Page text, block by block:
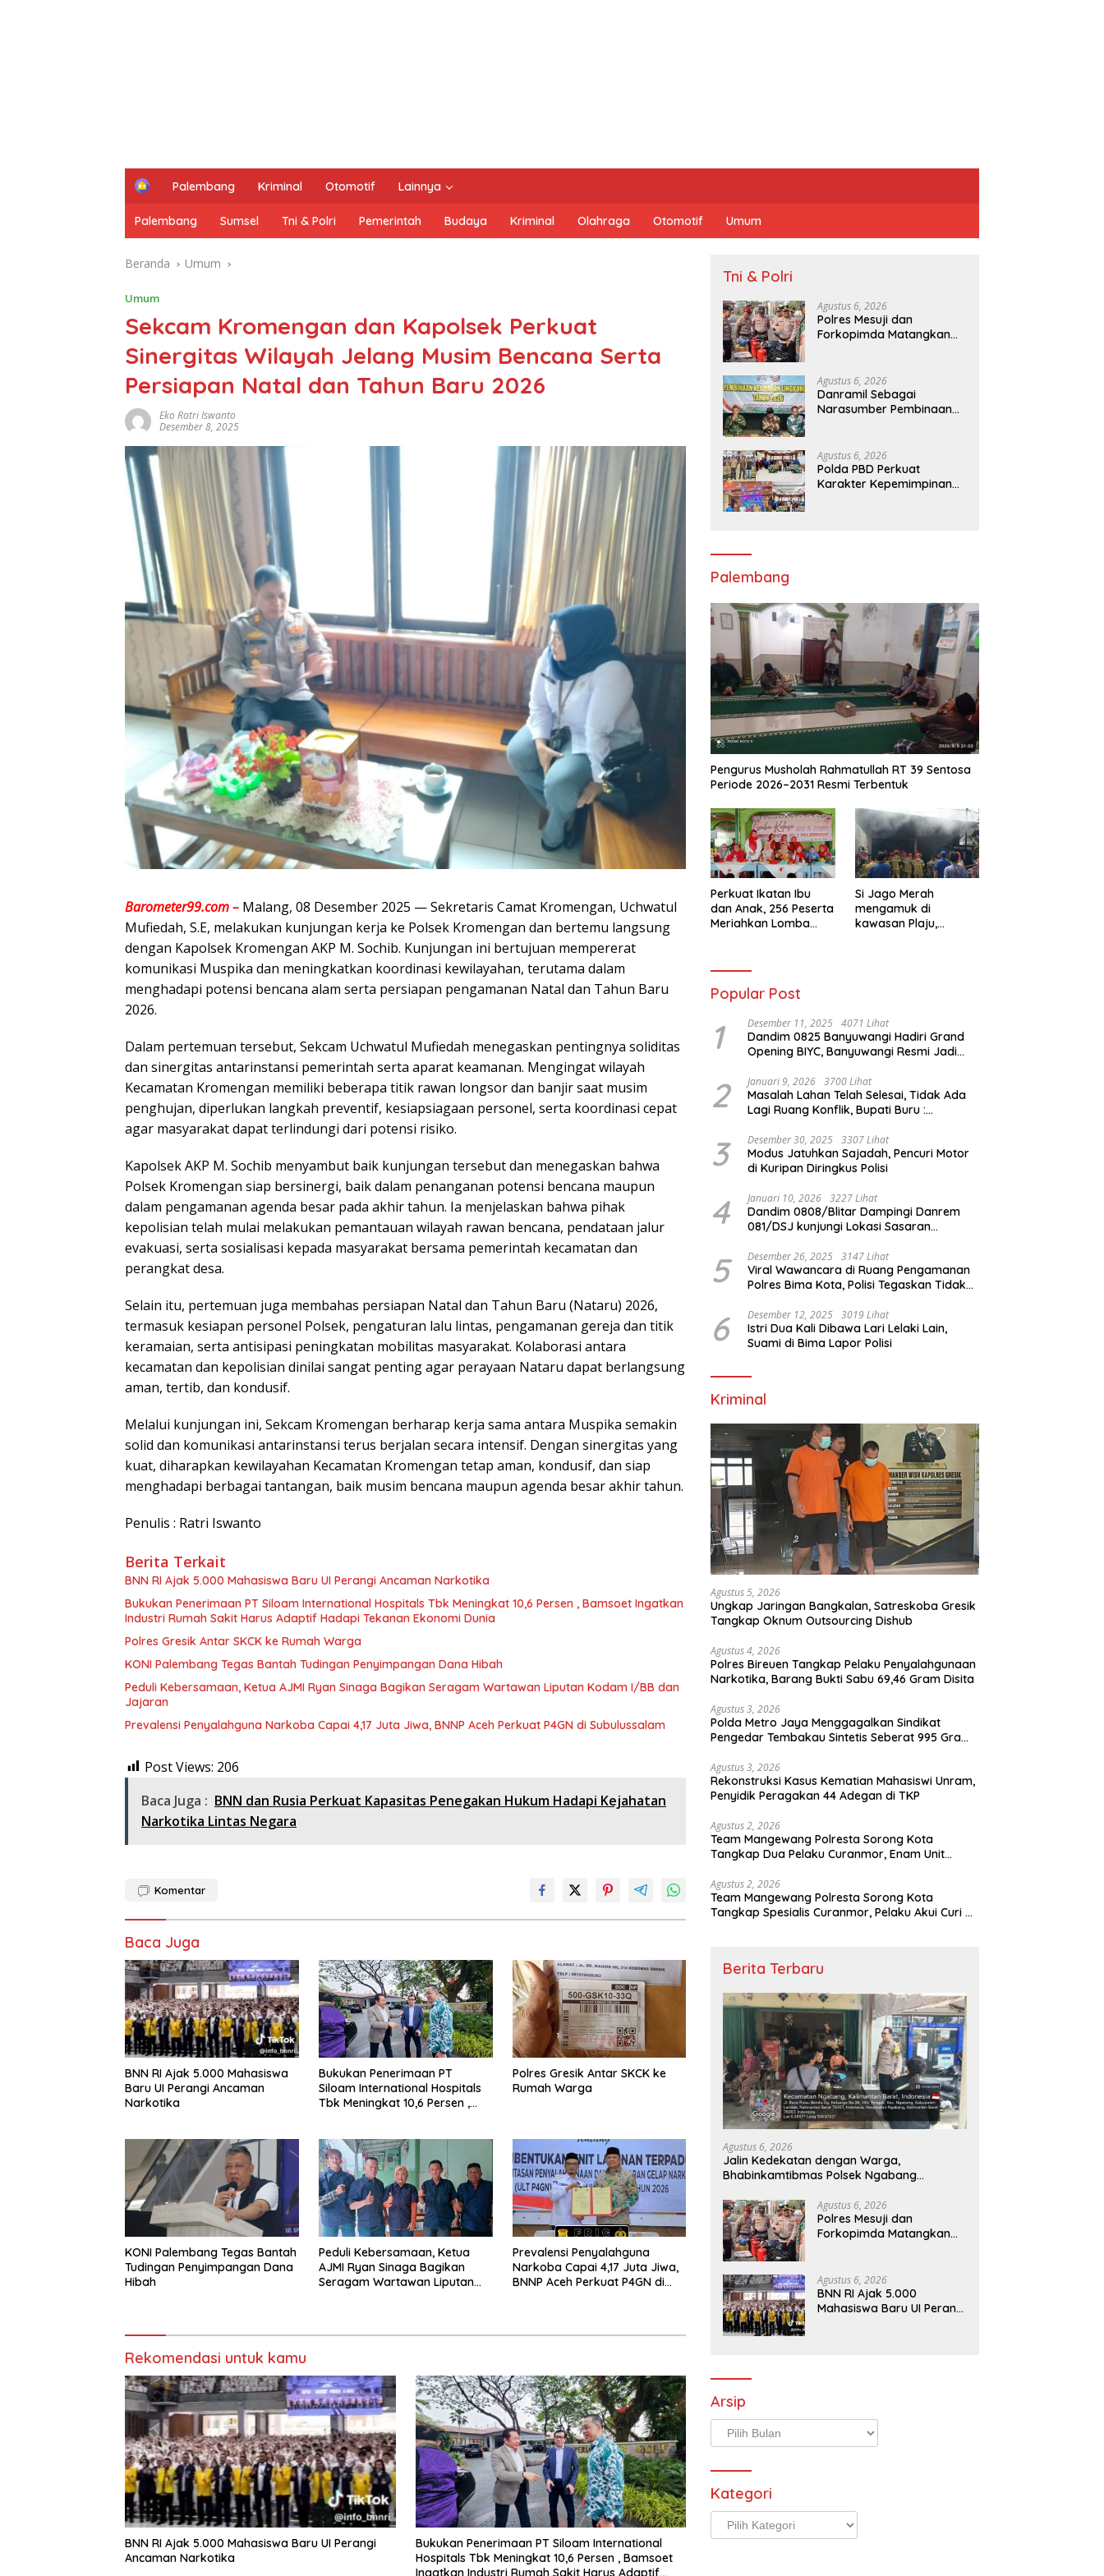
H
m
e
Palembang Kriminal Otomotif Lainnya
Palembang Sumsel Tni & Polri Pemerintah Budaya Kriminal Olahraga Otomotif Umum
Beranda Umum
Umum
Sekcam Kromengan dan Kapolsek Perkuat
Sinergitas Wilayah Jelang Musim Bencana Serta
Persiapan Natal dan Tahun Baru 2026
Eko Ratri Iswanto
Desember 8, 2025
Barometer99.com – Malang, 08 Desember 2025 — Sekretaris Camat Kromengan, Uchwatul
Mufiedah, S.E, melakukan kunjungan kerja ke Polsek Kromengan dan bertemu langsung
dengan Kapolsek Kromengan AKP M. Sochib. Kunjungan ini bertujuan mempererat
komunikasi Muspika dan meningkatkan koordinasi kewilayahan, terutama dalam
menghadapi potensi bencana alam serta persiapan pengamanan Natal dan Tahun Baru
2026.
Dalam pertemuan tersebut, Sekcam Uchwatul Mufiedah menegaskan pentingnya soliditas
dan sinergitas antarinstansi pemerintah serta aparat keamanan. Mengingat wilayah
Kecamatan Kromengan memiliki beberapa titik rawan longsor dan banjir saat musim
penghujan, diperlukan langkah preventif, kesiapsiagaan personel, serta koordinasi cepat
agar masyarakat dapat terlindungi dari potensi risiko.
Kapolsek AKP M. Sochib menyambut baik kunjungan tersebut dan menegaskan bahwa
Polsek Kromengan siap bersinergi, baik dalam penanganan potensi bencana maupun
dalam pengamanan agenda besar pada akhir tahun. Ia menjelaskan bahwa pihak
kepolisian telah mulai melakukan pemantauan wilayah rawan bencana, pendataan jalur
evakuasi, serta sosialisasi kepada masyarakat bersama pemerintah kecamatan dan
perangkat desa.
Selain itu, pertemuan juga membahas persiapan Natal dan Tahun Baru (Nataru) 2026,
termasuk kesiapan personel Polsek, pengaturan lalu lintas, pengamanan gereja dan titik
keramaian, serta antisipasi peningkatan mobilitas masyarakat. Kolaborasi antara
kecamatan dan kepolisian dinilai sangat penting agar perayaan Nataru dapat berlangsung
aman, tertib, dan kondusif.
Melalui kunjungan ini, Sekcam Kromengan berharap kerja sama antara Muspika semakin
solid dan komunikasi antarinstansi terus berjalan secara intensif. Dengan sinergitas yang
kuat, diharapkan kewilayahan Kecamatan Kromengan tetap aman, kondusif, dan siap
menghadapi berbagai tantangan, baik musim bencana maupun agenda besar akhir tahun.
Penulis : Ratri Iswanto
Berita Terkait
BNN RI Ajak 5.000 Mahasiswa Baru UI Perangi Ancaman Narkotika
Bukukan Penerimaan PT Siloam International Hospitals Tbk Meningkat 10,6 Persen , Bamsoet Ingatkan
Industri Rumah Sakit Harus Adaptif Hadapi Tekanan Ekonomi Dunia
Polres Gresik Antar SKCK ke Rumah Warga
KONI Palembang Tegas Bantah Tudingan Penyimpangan Dana Hibah
Peduli Kebersamaan, Ketua AJMI Ryan Sinaga Bagikan Seragam Wartawan Liputan Kodam I/BB dan
Jajaran
Prevalensi Penyalahguna Narkoba Capai 4,17 Juta Jiwa, BNNP Aceh Perkuat P4GN di Subulussalam
Post Views: 206
Baca Juga : BNN dan Rusia Perkuat Kapasitas Penegakan Hukum Hadapi Kejahatan
Narkotika Lintas Negara
Komentar
Baca Juga
BNN RI Ajak 5.000 Mahasiswa
Baru UI Perangi Ancaman
Narkotika
Bukukan Penerimaan PT
Siloam International Hospitals
Tbk Meningkat 10,6 Persen ,
Hadapi Tekanan Ekonomi
Dunia
Polres Gresik Antar SKCK ke
Rumah Warga
KONI Palembang Tegas Bantah
Tudingan Penyimpangan Dana
Hibah
Peduli Kebersamaan, Ketua
AJMI Ryan Sinaga Bagikan
Seragam Wartawan Liputan
Prevalensi Penyalahguna
Narkoba Capai 4,17 Juta Jiwa,
BNNP Aceh Perkuat P4GN di
Rekomendasi untuk kamu
BNN RI Ajak 5.000 Mahasiswa Baru UI Perangi
Ancaman Narkotika
Bukukan Penerimaan PT Siloam International
Hospitals Tbk Meningkat 10,6 Persen , Bamsoet
Ingatkan Industri Rumah Sakit Harus Adaptif
Tni & Polri
Agustus 6, 2026
Polres Mesuji dan
Forkopimda Matangkan
Melalui Apel Gelar Pasukan
Agustus 6, 2026
Danramil Sebagai
Narasumber Pembinaan
Agustus 6, 2026
Polda PBD Perkuat
Karakter Kepemimpinan
Palembang
Pengurus Musholah Rahmatullah RT 39 Sentosa
Periode 2026–2031 Resmi Terbentuk
Perkuat Ikatan Ibu
dan Anak, 256 Peserta
Meriahkan Lomba
Si Jago Merah
mengamuk di
kawasan Plaju,
Popular Post
1 Desember 11, 2025 4071 Lihat
Dandim 0825 Banyuwangi Hadiri Grand
Opening BIYC, Banyuwangi Resmi Jadi
2 Januari 9, 2026 3700 Lihat
Masalah Lahan Telah Selesai, Tidak Ada
Lagi Ruang Konflik, Bupati Buru :
Januari 2026
3 Desember 30, 2025 3307 Lihat
Modus Jatuhkan Sajadah, Pencuri Motor
di Kuripan Diringkus Polisi
4 Januari 10, 2026 3227 Lihat
Dandim 0808/Blitar Dampingi Danrem
081/DSJ kunjungi Lokasi Sasaran
Blitar
5 Desember 26, 2025 3147 Lihat
Viral Wawancara di Ruang Pengamanan
Polres Bima Kota, Polisi Tegaskan Tidak
6 Desember 12, 2025 3019 Lihat
Istri Dua Kali Dibawa Lari Lelaki Lain,
Suami di Bima Lapor Polisi
Kriminal
Agustus 5, 2026
Ungkap Jaringan Bangkalan, Satreskoba Gresik
Tangkap Oknum Outsourcing Dishub
Agustus 4, 2026
Polres Bireuen Tangkap Pelaku Penyalahgunaan
Narkotika, Barang Bukti Sabu 69,46 Gram Disita
Agustus 3, 2026
Polda Metro Jaya Menggagalkan Sindikat
Pengedar Tembakau Sintetis Seberat 995 Gram
Melalui Media Sosial
Agustus 3, 2026
Rekonstruksi Kasus Kematian Mahasiswi Unram,
Penyidik Peragakan 44 Adegan di TKP
Agustus 2, 2026
Team Mangewang Polresta Sorong Kota
Tangkap Dua Pelaku Curanmor, Enam Unit
Agustus 2, 2026
Team Mangewang Polresta Sorong Kota
Tangkap Spesialis Curanmor, Pelaku Akui Curi 29
Berita Terbaru
Agustus 6, 2026
Jalin Kedekatan dengan Warga,
Bhabinkamtibmas Polsek Ngabang
Himbauan KamtibmasAgustus 6, 2026
Polres Mesuji dan
Forkopimda Matangkan
Melalui Apel Gelar Pasukan
Agustus 6, 2026
BNN RI Ajak 5.000
Mahasiswa Baru UI Perangi
Arsip
Arsip
Kategori
Kategori